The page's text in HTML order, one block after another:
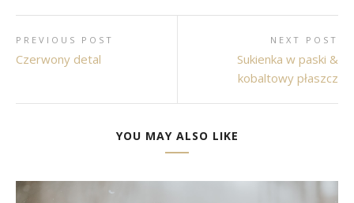
PREVIOUS POST
Czerwony detal
NEXT POST
Sukienka w paski &
kobaltowy płaszcz
YOU MAY ALSO LIKE